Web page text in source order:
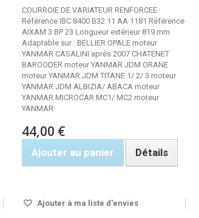
COURROIE DE VARIATEUR RENFORCEE
Référence IBC 8400 B32 11 AA 1181 Référence
AIXAM 3 BP 23 Longueur extérieur 819 mm
Adaptable sur : BELLIER OPALE moteur
YANMAR CASALINI après 2007 CHATENET
BAROODER moteur YANMAR JDM ORANE
moteur YANMAR JDM TITANE 1/ 2/ 3 moteur
YANMAR JDM ALBIZIA/ ABACA moteur
YANMAR MICROCAR MC1/ MC2 moteur
YANMAR
44,00 €
Ajouter au panier Détails
Ajouter à ma liste d'envies